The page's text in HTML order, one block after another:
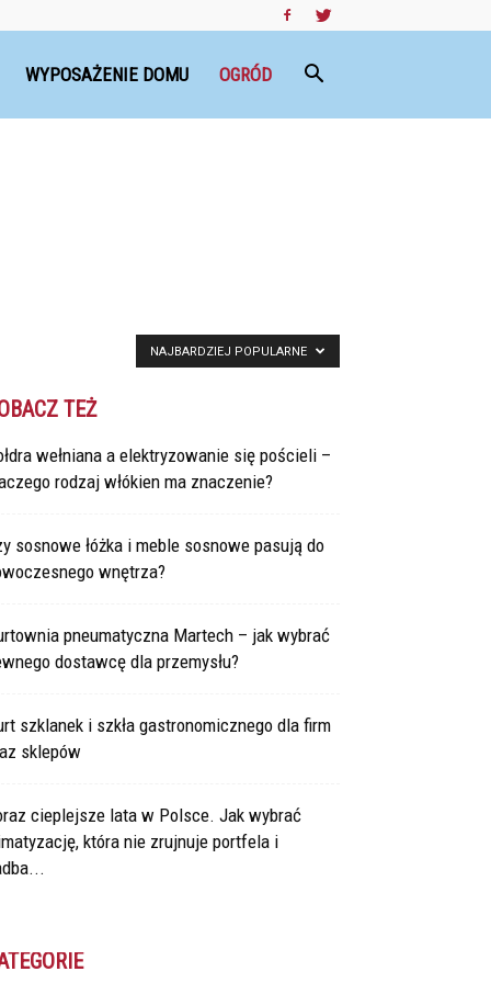
WYPOSAŻENIE DOMU OGRÓD
NAJBARDZIEJ POPULARNE
TEŻ
wełniana a elektryzowanie się pościeli –
rodzaj włókien ma znaczenie?
sosnowe łóżka i meble sosnowe pasują do
wnętrza?
pneumatyczna Martech – jak wybrać
dostawcę dla przemysłu?
szklanek i szkła gastronomicznego dla firm
sklepów
cieplejsze lata w Polsce. Jak wybrać
która nie zrujnuje portfela i